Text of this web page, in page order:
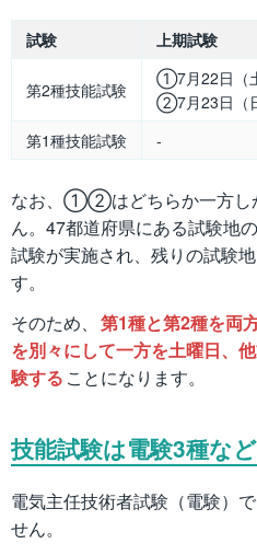
試験 上期試験
第2種技能試験
①7月22日（
②7月23日（
第1種技能試験
-
なお、①②はどちらか一方し
ん。47都道府県にある試験地
試験が実施され、残りの試験
す。
そのため、 第1種と第2種を両
を別々にして一方を土曜日、
験する ことになります。
技能試験は電験3種な
電気主任技術者試験（電験）
せん。